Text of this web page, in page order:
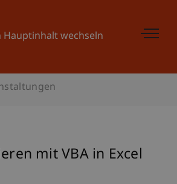
Hauptinhalt wechseln
mit VBA in Excel